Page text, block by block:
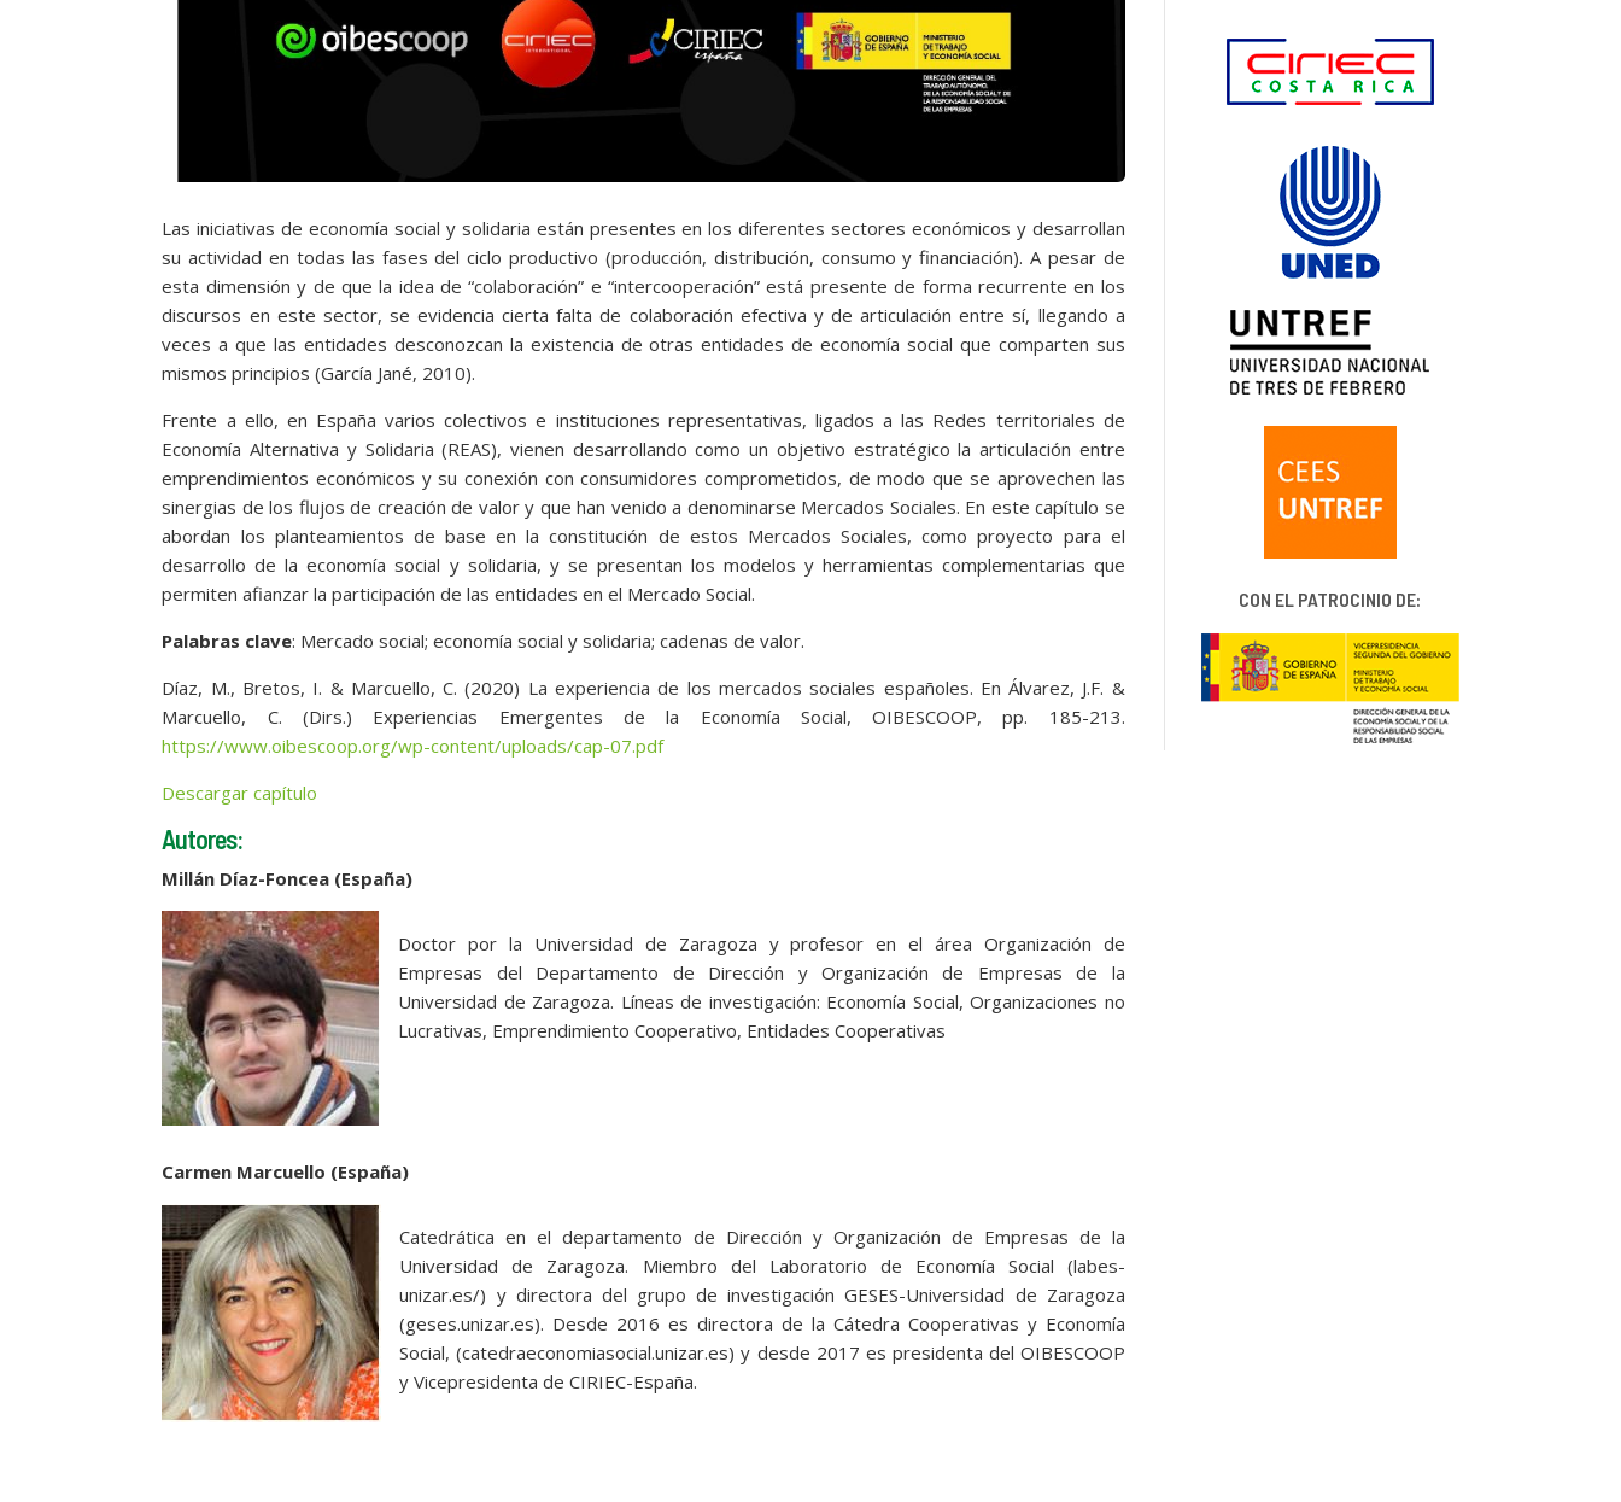
Las iniciativas de economía social y solidaria están presentes en los diferentes sectores económicos y desarrollan
su actividad en todas las fases del ciclo productivo (producción, distribución, consumo y financiación). A pesar de
esta dimensión y de que la idea de “colaboración” e “intercooperación” está presente de forma recurrente en los
discursos en este sector, se evidencia cierta falta de colaboración efectiva y de articulación entre sí, llegando a
veces a que las entidades desconozcan la existencia de otras entidades de economía social que comparten sus
mismos principios (García Jané, 2010).
Frente a ello, en España varios colectivos e instituciones representativas, ligados a las Redes territoriales de
Economía Alternativa y Solidaria (REAS), vienen desarrollando como un objetivo estratégico la articulación entre
emprendimientos económicos y su conexión con consumidores comprometidos, de modo que se aprovechen las
sinergias de los flujos de creación de valor y que han venido a denominarse Mercados Sociales. En este capítulo se
abordan los planteamientos de base en la constitución de estos Mercados Sociales, como proyecto para el
desarrollo de la economía social y solidaria, y se presentan los modelos y herramientas complementarias que
permiten afianzar la participación de las entidades en el Mercado Social.
Palabras clave: Mercado social; economía social y solidaria; cadenas de valor.
Díaz, M., Bretos, I. & Marcuello, C. (2020) La experiencia de los mercados sociales españoles. En Álvarez, J.F. &
Marcuello, C. (Dirs.) Experiencias Emergentes de la Economía Social, OIBESCOOP, pp. 185-213.
https://www.oibescoop.org/wp-content/uploads/cap-07.pdf
Descargar capítulo
Autores:
Millán Díaz-Foncea (España)
Doctor por la Universidad de Zaragoza y profesor en el área Organización de
Empresas del Departamento de Dirección y Organización de Empresas de la
Universidad de Zaragoza. Líneas de investigación: Economía Social, Organizaciones no
Lucrativas, Emprendimiento Cooperativo, Entidades Cooperativas
Carmen Marcuello (España)
Catedrática en el departamento de Dirección y Organización de Empresas de la
Universidad de Zaragoza. Miembro del Laboratorio de Economía Social (labes-
unizar.es/) y directora del grupo de investigación GESES-Universidad de Zaragoza
(geses.unizar.es). Desde 2016 es directora de la Cátedra Cooperativas y Economía
Social, (catedraeconomiasocial.unizar.es) y desde 2017 es presidenta del OIBESCOOP
y Vicepresidenta de CIRIEC-España.
CON EL PATROCINIO DE: